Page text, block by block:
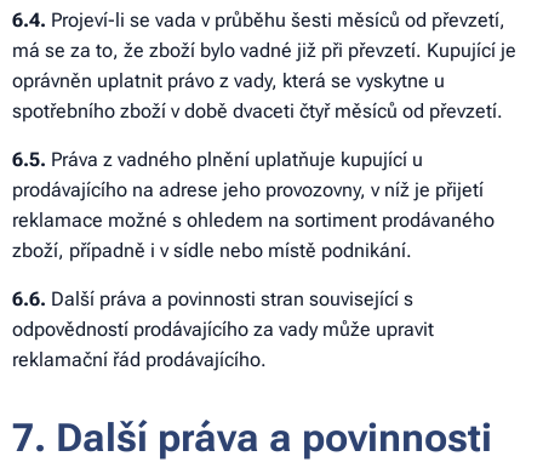
6.4. Projeví-li se vada v průběhu šesti měsíců od převzetí,
má se za to, že zboží bylo vadné již při převzetí. Kupující je
oprávněn uplatnit právo z vady, která se vyskytne u
spotřebního zboží v době dvaceti čtyř měsíců od převzetí.
6.5. Práva z vadného plnění uplatňuje kupující u
prodávajícího na adrese jeho provozovny, v níž je přijetí
reklamace možné s ohledem na sortiment prodávaného
zboží, případně i v sídle nebo místě podnikání.
6.6. Další práva a povinnosti stran související s
odpovědností prodávajícího za vady může upravit
reklamační řád prodávajícího.
7. Další práva a povinnosti